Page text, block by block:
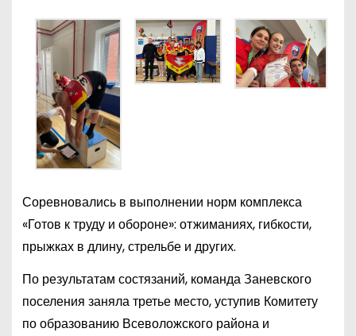
Соревновались в выполнении норм комплекса
«Готов к труду и обороне»: отжиманиях, гибкости,
прыжках в длину, стрельбе и других.
По результатам состязаний, команда Заневского
поселения заняла третье место, уступив Комитету
по образованию Всеволожского района и